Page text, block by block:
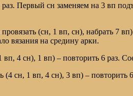
Первый сн заменяем на 3 вп
(сн, 1 вп, сн), набрать 7
вязания на средину арки.
4 сн), 1 вп) – повторить 6 раз.
сн, 1 вп, 4 сн), 3 вп) –